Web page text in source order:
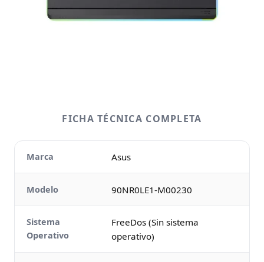
FICHA TÉCNICA COMPLETA
Marca Asus
Modelo 90NR0LE1-M00230
Sistema
Operativo
FreeDos (Sin sistema
operativo)